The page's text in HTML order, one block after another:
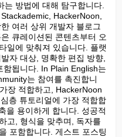
방법에 대해 탐구합니다.
HackerNoon,
여러 상위 개발자 블로그
큐레이션된 콘텐츠부터 오
일에 맞춰져 있습니다. 플랫
자 대상, 명확한 편집 방향,
됩니다. In Plain English는
는 참여를 촉진합니
장 적합하고, HackerNoon
층 튜토리얼에 가장 적합합
을 용이하게 합니다. 성공적
고, 형식을 맞추며, 독자를
포함합니다. 게스트 포스팅